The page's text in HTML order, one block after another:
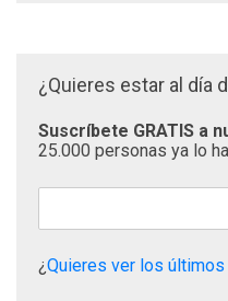
¿Quieres estar al día
Suscríbete GRATIS a
25.000 personas ya lo
¿Quieres ver los